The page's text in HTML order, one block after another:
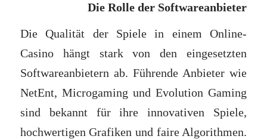
Die Rolle der Softwareanbieter
Die Qualität der Spiele in einem Online-
Casino hängt stark von den eingesetzten
Softwareanbietern ab. Führende Anbieter wie
NetEnt, Microgaming und Evolution Gaming
sind bekannt für ihre innovativen Spiele,
hochwertigen Grafiken und faire Algorithmen.